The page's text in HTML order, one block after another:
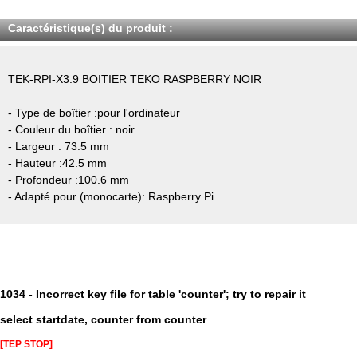
Caractéristique(s) du produit :
TEK-RPI-X3.9 BOITIER TEKO RASPBERRY NOIR
- Type de boîtier :pour l'ordinateur
- Couleur du boîtier : noir
- Largeur : 73.5 mm
- Hauteur :42.5 mm
- Profondeur :100.6 mm
- Adapté pour (monocarte): Raspberry Pi
1034 - Incorrect key file for table 'counter'; try to repair it
select startdate, counter from counter
[TEP STOP]